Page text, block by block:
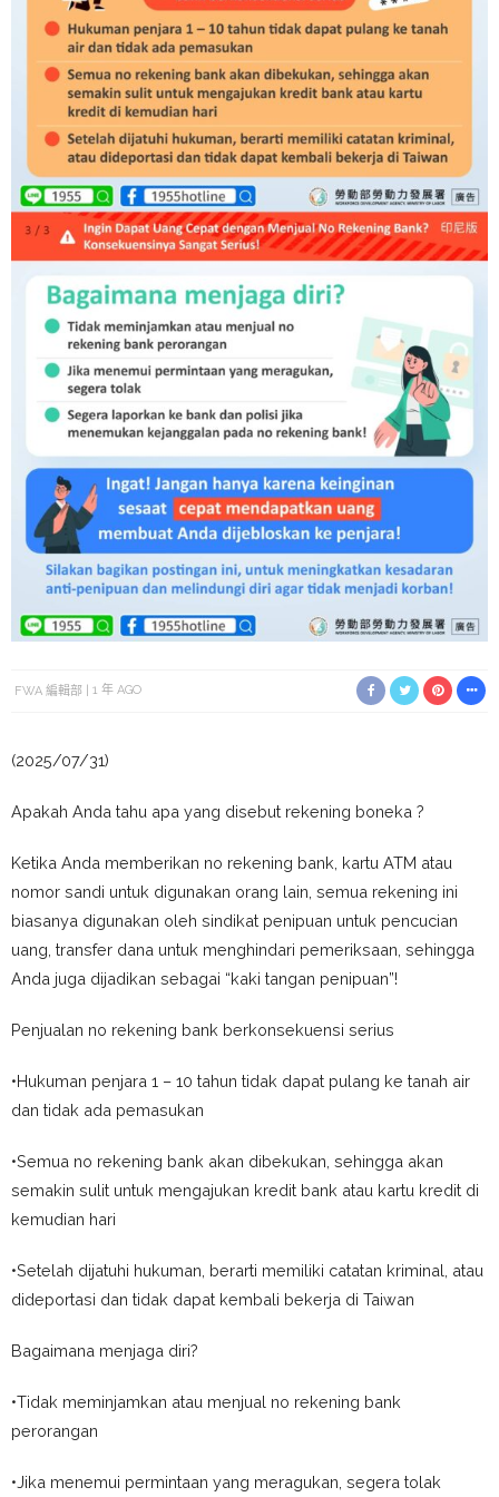
FWA 編輯部 1 年 AGO
(2025/07/31)
Apakah Anda tahu apa yang disebut rekening boneka ?
Ketika Anda memberikan no rekening bank, kartu ATM atau
nomor sandi untuk digunakan orang lain, semua rekening ini
biasanya digunakan oleh sindikat penipuan untuk pencucian
uang, transfer dana untuk menghindari pemeriksaan, sehingga
Anda juga dijadikan sebagai “kaki tangan penipuan”!
Penjualan no rekening bank berkonsekuensi serius
•Hukuman penjara 1 – 10 tahun tidak dapat pulang ke tanah air
dan tidak ada pemasukan
•Semua no rekening bank akan dibekukan, sehingga akan
semakin sulit untuk mengajukan kredit bank atau kartu kredit di
kemudian hari
•Setelah dijatuhi hukuman, berarti memiliki catatan kriminal, atau
dideportasi dan tidak dapat kembali bekerja di Taiwan
Bagaimana menjaga diri?
•Tidak meminjamkan atau menjual no rekening bank
perorangan
•Jika menemui permintaan yang meragukan, segera tolak